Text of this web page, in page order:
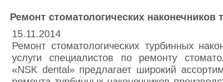
Ремонт стоматологических наконечников
15.11.2014
Ремонт стоматологических турбинных
услуги специалистов по ремонту
«NSK dental» предлагает широкий